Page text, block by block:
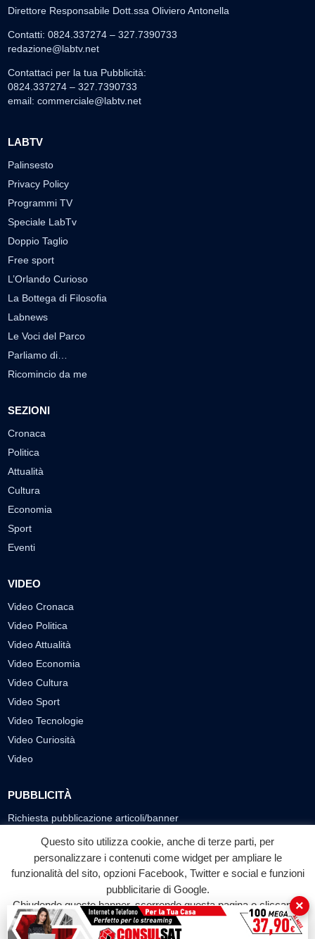
Direttore Responsabile Dott.ssa Oliviero Antonella
Contatti: 0824.337274 – 327.7390733
redazione@labtv.net
Contattaci per la tua Pubblicità:
0824.337274 – 327.7390733
email: commerciale@labtv.net
LABTV
Palinsesto
Privacy Policy
Programmi TV
Speciale LabTv
Doppio Taglio
Free sport
L’Orlando Curioso
La Bottega di Filosofia
Labnews
Le Voci del Parco
Parliamo di…
Ricomincio da me
SEZIONI
Cronaca
Politica
Attualità
Cultura
Economia
Sport
Eventi
VIDEO
Video Cronaca
Video Politica
Video Attualità
Video Economia
Video Cultura
Video Sport
Video Tecnologie
Video Curiosità
Video
PUBBLICITÀ
Richiesta pubblicazione articoli/banner
SEGUICI SUI SOCIAL
f
Facebook
◎ ▶
YouTube
Questo sito utilizza cookie, anche di terze parti, per
personalizzare i contenuti come widget per ampliare le
funzionalità del sito, opzioni Facebook, Twitter e social e funzioni
pubblicitarie di Google.
Chiudendo questo banner, scorrendo questa pagina o cliccando
su qualunque suo elemento acconsenti all'uso dei cookie.
×